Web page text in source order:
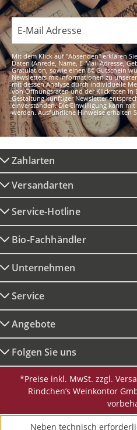
Mit dem Klick auf "Absenden" erklären
Daten (Anrede, Name, E-Mail Adresse,
Gratulation, sowie einen 8€ Gutschein
Newsletters mit Informationen zu
mit dessen Analyse durch individuelle
von Öffnungsraten und der Klickraten in
Gestaltung künftiger Newsletter
einverstanden. Die Einwilligung kann
werden. Ausführliche Hinweise erhalten
Zahlarten
Versandarten
Service-Hotline
Bio-Fachhändler
Unternehmen
Service
Angebote
Folgen Sie uns
*Preise inkl. MwSt. zzgl.
Rindchen’s Weinkontor
Neben technisch